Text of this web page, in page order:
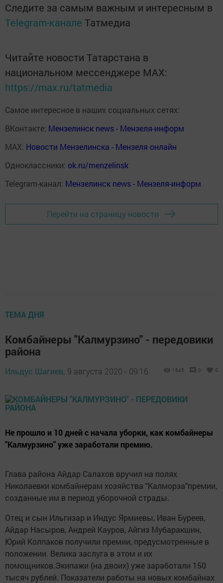
Следите за самым важным и интересным в
Telegram-канале Татмедиа
Читайте новости Татарстана в
национальном мессенджере MАХ:
https://max.ru/tatmedia
Самое интересное в наших социальных сетях:
ВКонтакте: Мензелинск news - Мензеля-информ
MAX: Новости Мензелинска - Мензеля онлайн
Одноклассники: ok.ru/menzelinsk
Telegram-канал: Мензелинск news - Мензеля-информ
Перейти на страницу новости
ТЕМА ДНЯ
Комбайнеры "Калмурзино" - передовики
района
Ильдус Шагиев, 9 августа 2020 - 09:16 1645 0 0
Не прошло и 10 дней с начала уборки, как комбайнеры
"Калмурзино" уже заработали премию.
Глава района Айдар Салахов вручил на полях
Николаевки комбайнерам хозяйства "Калморза"премии,
созданные им в период уборочной страды.
Отец и сын Ильгизар и Индус Ярмиевы, Иван Буреев,
Айдар Насыров, Андрей Кауров, Айгиз Мубаракшин,
Юрий Колпаков получили премии, предусмотренные в
положении. Велика заслуга в этом и их
помощников.Экипажи (на двоих) уже заработали 150
тысяч рублей. Показатели работы на новых комбайнах